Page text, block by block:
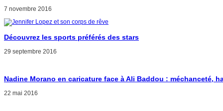
7 novembre 2016
Découvrez les sports préférés des stars
29 septembre 2016
Nadine Morano en caricature face à Ali Baddou : méchanceté,
22 mai 2016